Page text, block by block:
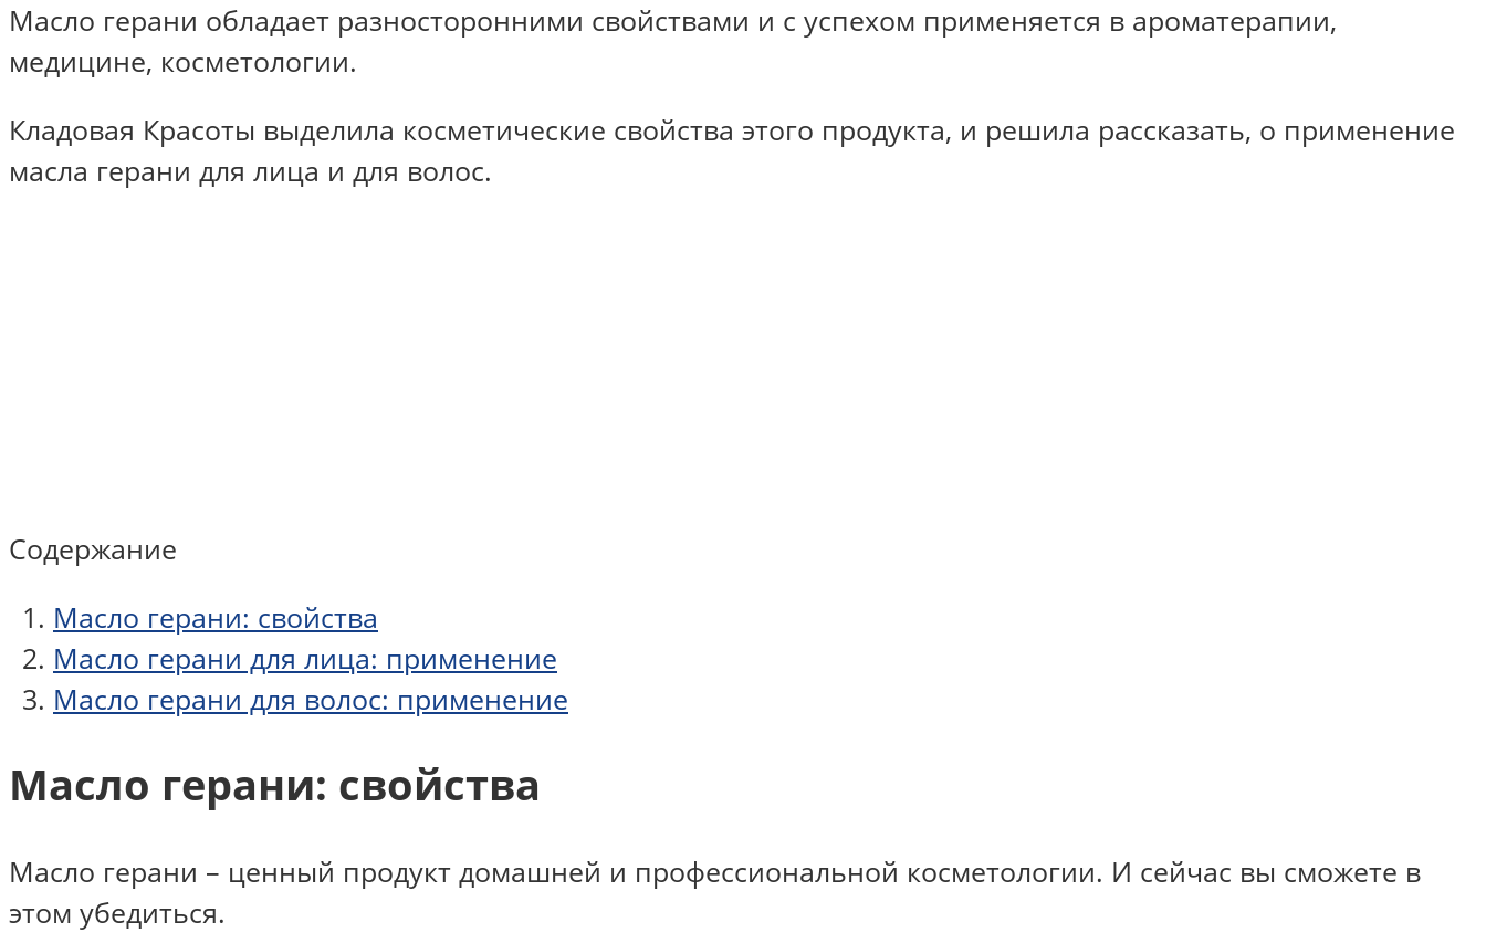
Масло герани обладает разносторонними свойствами и с успехом применяется в ароматерапии,
медицине, косметологии.
Кладовая Красоты выделила косметические свойства этого продукта, и решила рассказать, о применение
масла герани для лица и для волос.
Содержание
Масло герани: свойства
Масло герани для лица: применение
Масло герани для волос: применение
Масло герани: свойства
Масло герани – ценный продукт домашней и профессиональной косметологии. И сейчас вы сможете в
этом убедиться.